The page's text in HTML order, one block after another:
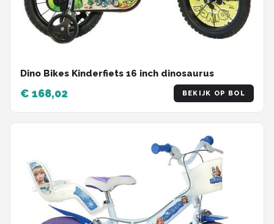
Dino Bikes Kinderfiets 16 inch dinosaurus
€ 168,02 BEKIJK OP BOL